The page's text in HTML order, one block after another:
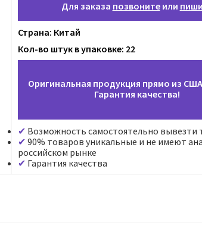
Для заказа позвонитеили
Страна: Китай
Кол-во штук в упаковке: 22
Оригинальная продукция прямо из
Гарантия качества!
Возможность самостоятельно вывезти
90% товаров уникальные и не имеют
российском рынке
Гарантия качества